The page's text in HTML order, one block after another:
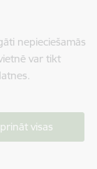
nepieciešamās
var tikt
visas